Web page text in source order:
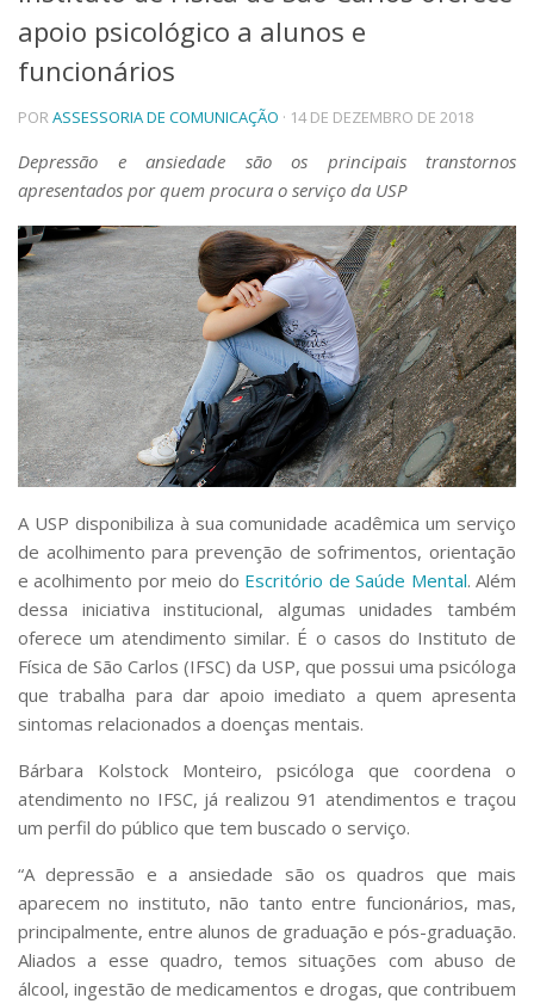
Telefones e Mapas
Pessoas
Ensino
Graduação
Educação a distância
Cursos de Extensão
Pesquisa e Inovação
Linhas de Pesquisa
Centros, Núcleos e Projetos em Rede
Pós-doutorado
Iniciação Científica
Transferência de Tecnologia
Empresas Juniores
Extensão à Comunidade
Projetos, Programas e Cursos
Artes, Cultura e Esportes
Serviços
Bibliotecas
Apoio ao Estudante
Segurança, Trânsito e Prevenção
RH, Administrativo e Financeiro
Comunicação
Aplicativos e Sites
Jornal da USP
Agenda de Eventos
apoio psicológico a alunos e
funcionários
PORASSESSORIA DE COMUNICAÇÃO · 14 DE DEZEMBRO DE 2018
Depressão e ansiedade são os principais transtornos
apresentados por quem procura o serviço da USP
A USP disponibiliza à sua comunidade acadêmica um serviço
de acolhimento para prevenção de sofrimentos, orientação
e acolhimento por meio do Escritório de Saúde Mental. Além
dessa iniciativa institucional, algumas unidades também
oferece um atendimento similar. É o casos do Instituto de
Física de São Carlos (IFSC) da USP, que possui uma psicóloga
que trabalha para dar apoio imediato a quem apresenta
sintomas relacionados a doenças mentais.
Bárbara Kolstock Monteiro, psicóloga que coordena o
atendimento no IFSC, já realizou 91 atendimentos e traçou
um perfil do público que tem buscado o serviço.
“A depressão e a ansiedade são os quadros que mais
aparecem no instituto, não tanto entre funcionários, mas,
principalmente, entre alunos de graduação e pós-graduação.
Aliados a esse quadro, temos situações com abuso de
álcool, ingestão de medicamentos e drogas, que contribuem